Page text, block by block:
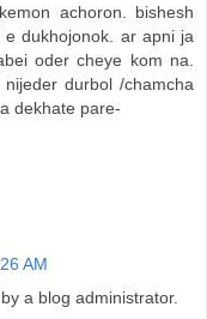
achoron. bishesh
dukhojonok. ar apni ja
oder cheye kom na.
durbol /chamcha
dekhate pare-
AM
a blog administrator.